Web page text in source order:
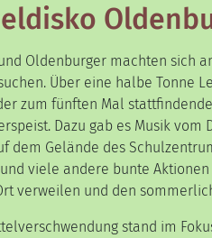
Oldenburger machten sich
Über eine halbe Tonne
zum fünften Mal
Dazu gab es Musik vom
dem Gelände des
viele andere bunte
verweilen und den
stand im